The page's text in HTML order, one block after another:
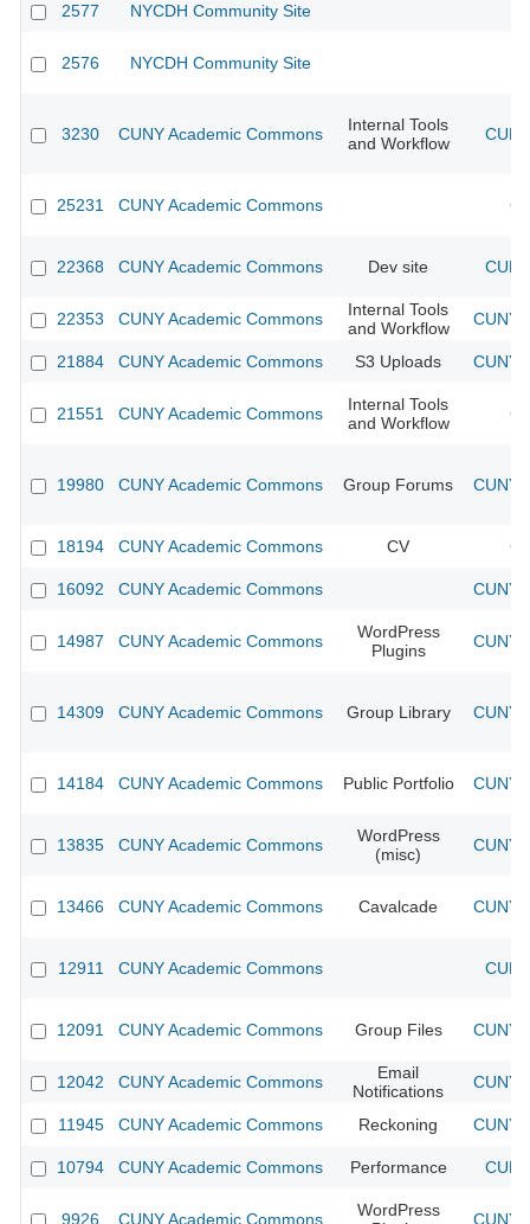
2577 NYCDH Community Site
2576 NYCDH Community Site
3230 CUNY Academic Commons
Internal Tools
and Workflow
25231 CUNY Academic Commons
22368 CUNY Academic Commons Dev site
22353 CUNY Academic Commons
Internal Tools
and Workflow
CUNY
21884 CUNY Academic Commons S3 Uploads CUNY
21551 CUNY Academic Commons
Internal Tools
and Workflow
19980 CUNY Academic Commons Group Forums CUNY
18194 CUNY Academic Commons CV
16092 CUNY Academic Commons CUNY
14987 CUNY Academic Commons
WordPress
Plugins
CUNY
14309 CUNY Academic Commons Group Library CUNY
14184 CUNY Academic Commons Public Portfolio CUNY
13835 CUNY Academic Commons
WordPress
(misc)
CUNY
13466 CUNY Academic Commons Cavalcade CUNY
12911 CUNY Academic Commons
12091 CUNY Academic Commons Group Files CUNY
12042 CUNY Academic Commons
Email
Notifications
CUNY
11945 CUNY Academic Commons Reckoning CUNY
10794 CUNY Academic Commons Performance
9926 CUNY Academic Commons
WordPress
CUNY